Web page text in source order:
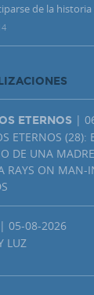
de la historia
ETERNOS |
ETERNOS (28):
DE UNA
RAYS ON MAN-
| 05-08-2026
LUZ